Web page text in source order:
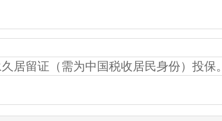
居留证（需为中国税收居民身份）投保。